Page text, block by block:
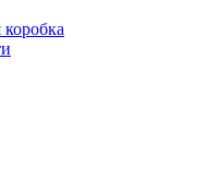
коробка